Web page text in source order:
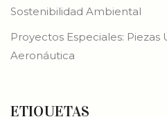
Sostenibilidad Ambiental
Proyectos Especiales: Piezas
Aeronáutica
ETIQUETAS